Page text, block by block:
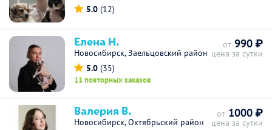
5.0 (12)
Елена Н.
Новосибирск, Заельцовский район
5.0 (35)
11 повторных заказов
от 990 ₽
цена за сутки
Валерия В.
Новосибирск, Октябрьский район
от 1000 ₽
цена за сутки